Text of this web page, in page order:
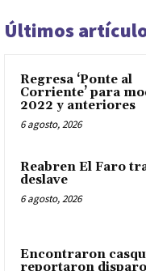
Últimos
Regresa ‘Ponte al
Corriente’ para
2022 y anteriores
6 agosto, 2026
Reabren El Faro
deslave
6 agosto, 2026
Encontraron
reportaron